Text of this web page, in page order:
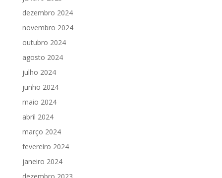
dezembro 2024
novembro 2024
outubro 2024
agosto 2024
julho 2024
junho 2024
maio 2024
abril 2024
março 2024
fevereiro 2024
janeiro 2024